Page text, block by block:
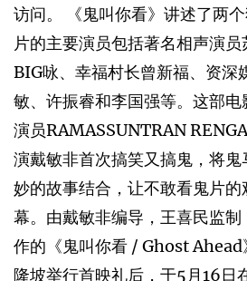
访问。 《鬼叫你看》讲述了两
片的主要演员包括著名相声演
BIG咏、幸福村长曾新福、资深
敏、许振睿和李国强等。这部
演员RAMASSUNTRAN
演戴敏非首次搞笑又搞鬼，将
妙的故事结合，让不敢看鬼片的
幕。由戴敏非编导，王喜民监
作的《鬼叫你看 / Ghost
隆坡举行首映礼后，于5月16日